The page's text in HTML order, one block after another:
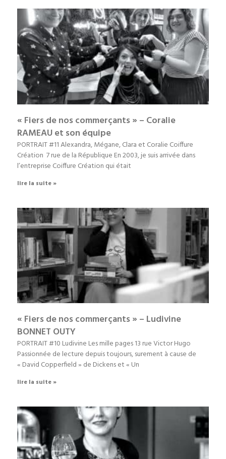
« Fiers de nos commerçants » – Coralie
RAMEAU et son équipe
PORTRAIT #11 Alexandra, Mégane, Clara et Coralie Coiffure
Création 7 rue de la République En 2003, je suis arrivée dans
l’entreprise Coiffure Création qui était
lire la suite »
« Fiers de nos commerçants » – Ludivine
BONNET OUTY
PORTRAIT #10 Ludivine Les mille pages 13 rue Victor Hugo
Passionnée de lecture depuis toujours, surement à cause de
« David Copperfield » de Dickens et « Un
lire la suite »